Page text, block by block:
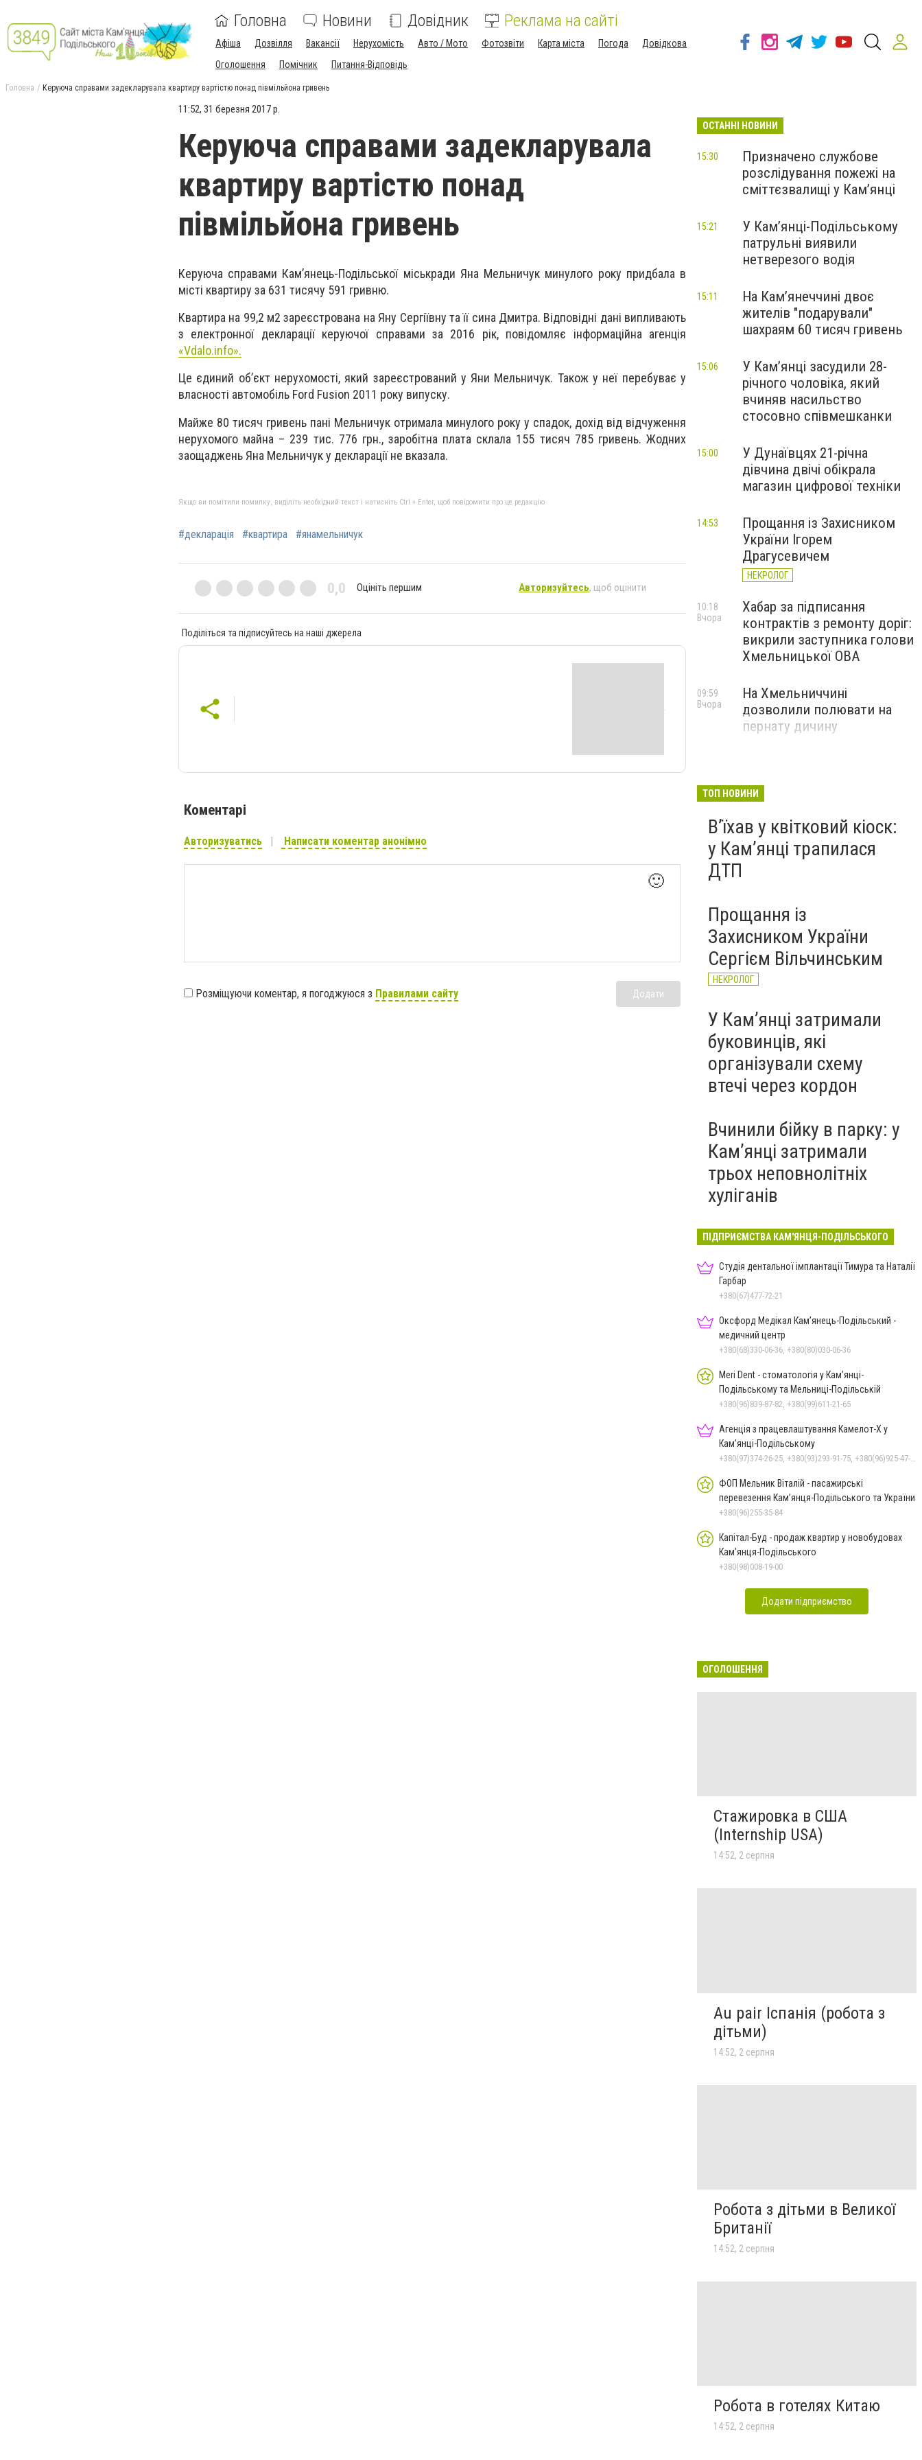
Головна Новини Довідник Реклама на сайті
Афіша Дозвілля Вакансії Нерухомість Авто / Мото Фотозвіти Карта міста Погода
Довідкова
Оголошення
Помічник Питання-Відповідь
Головна Керуюча справами задекларувала квартиру вартістю понад півмільйона гривень
11:52, 31 березня 2017 р.
Керуюча справами задекларувала
квартиру вартістю понад
півмільйона гривень
Керуюча справами Кам’янець-Подільської міськради Яна Мельничук минулого року придбала в
місті квартиру за 631 тисячу 591 гривню.
Квартира на 99,2 м2 зареєстрована на Яну Сергіївну та її сина Дмитра. Відповідні дані випливають
з електронної декларації керуючої справами за 2016 рік, повідомляє інформаційна агенція
«Vdalo.info».
Це єдиний об’єкт нерухомості, який зареєстрований у Яни Мельничук. Також у неї перебуває у
власності автомобіль Ford Fusion 2011 року випуску.
Майже 80 тисяч гривень пані Мельничук отримала минулого року у спадок, дохід від відчуження
нерухомого майна – 239 тис. 776 грн., заробітна плата склала 155 тисяч 785 гривень. Жодних
заощаджень Яна Мельничук у декларації не вказала.
Якщо ви помітили помилку, виділіть необхідний текст і натисніть Ctrl + Enter, щоб повідомити про це редакцію
#декларація #квартира #янамельничук
0,0 Оцініть першим Авторизуйтесь, щоб оцінити
Поділіться та підписуйтесь на наші джерела
Коментарі
Авторизуватись Написати коментар анонімно
🙂
Розміщуючи коментар, я погоджуюся з Правилами сайту Додати
ОСТАННІ НОВИНИ
Призначено службове
розслідування пожежі на
сміттєзвалищі у Кам’янці
15:30
У Кам’янці-Подільському
патрульні виявили
нетверезого водія
15:21
На Камʼянеччині двоє
жителів "подарували"
шахраям 60 тисяч гривень
15:11
У Камʼянці засудили 28-
річного чоловіка, який
вчиняв насильство
стосовно співмешканки
15:06
У Дунаївцях 21-річна
дівчина двічі обікрала
магазин цифрової техніки
15:00
Прощання із Захисником
України Ігорем
Драгусевичем
НЕКРОЛОГ
14:53
Хабар за підписання
контрактів з ремонту доріг:
викрили заступника голови
Хмельницької ОВА
10:18
Вчора
На Хмельниччині
дозволили полювати на
пернату дичину
09:59
Вчора
ТОП НОВИНИ
Вʼїхав у квітковий кіоск:
у Камʼянці трапилася
ДТП
Прощання із
Захисником України
Сергієм Вільчинським
НЕКРОЛОГ
У Кам’янці затримали
буковинців, які
організували схему
втечі через кордон
Вчинили бійку в парку: у
Кам’янці затримали
трьох неповнолітніх
хуліганів
ПІДПРИЄМСТВА КАМ'ЯНЦЯ-ПОДІЛЬСЬКОГО
Студія дентальної імплантації Тимура та Наталії
Гарбар
+380(67)477-72-21
Оксфорд Медікал Кам’янець-Подільський -
медичний центр
+380(68)330-06-36, +380(80)030-06-36
Meri Dent - стоматологія у Кам’янці-
Подільському та Мельниці-Подільській
+380(96)839-87-82, +380(99)611-21-65
Агенція з працевлаштування Камелот-Х у
Кам’янці-Подільському
+380(97)374-26-25, +380(93)293-91-75, +380(96)925-47-71, +380(73)327-54-83
ФОП Мельник Віталій - пасажирські
перевезення Кам’янця-Подільського та України
+380(96)255-35-84
Капітал-Буд - продаж квартир у новобудовах
Кам’янця-Подільського
+380(98)008-19-00
Додати підприємство
ОГОЛОШЕННЯ
Стажировка в США
(Internship USA)
14:52, 2 серпня
Au pair Іспанія (робота з
дітьми)
14:52, 2 серпня
Робота з дітьми в Великої
Британії
14:52, 2 серпня
Робота в готелях Китаю
14:52, 2 серпня